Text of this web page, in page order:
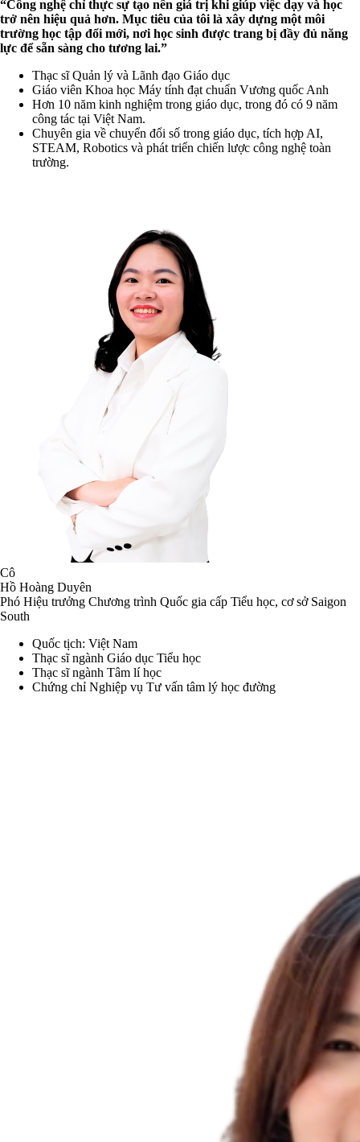
“Công nghệ chỉ thực sự tạo nên giá trị khi giúp việc dạy và học
trở nên hiệu quả hơn. Mục tiêu của tôi là xây dựng một môi
trường học tập đổi mới, nơi học sinh được trang bị đầy đủ năng
lực để sẵn sàng cho tương lai.”
Thạc sĩ Quản lý và Lãnh đạo Giáo dục
Giáo viên Khoa học Máy tính đạt chuẩn Vương quốc Anh
Hơn 10 năm kinh nghiệm trong giáo dục, trong đó có 9 năm
công tác tại Việt Nam.
Chuyên gia về chuyển đổi số trong giáo dục, tích hợp AI,
STEAM, Robotics và phát triển chiến lược công nghệ toàn
trường.
Cô
Hồ Hoàng Duyên
Phó Hiệu trưởng Chương trình Quốc gia cấp Tiểu học, cơ sở Saigon
South
Quốc tịch: Việt Nam
Thạc sĩ ngành Giáo dục Tiểu học
Thạc sĩ ngành Tâm lí học
Chứng chỉ Nghiệp vụ Tư vấn tâm lý học đường